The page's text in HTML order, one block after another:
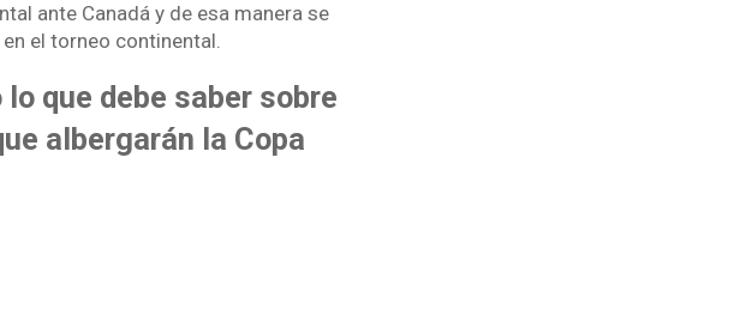
ante Canadá y de esa manera se
el torneo continental.
que debe saber sobre
albergarán la Copa